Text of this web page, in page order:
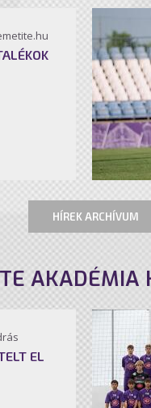
HÍREK ARCHÍVUM
AKADÉMIA
EL